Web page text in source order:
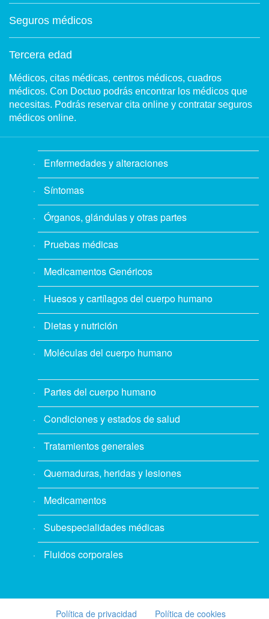
Seguros médicos
Tercera edad
Médicos, citas médicas, centros médicos, cuadros
médicos. Con Doctuo podrás encontrar los médicos que
necesitas. Podrás reservar cita online y contratar seguros
médicos online.
Enfermedades y alteraciones
Síntomas
Órganos, glándulas y otras partes
Pruebas médicas
Medicamentos Genéricos
Huesos y cartílagos del cuerpo humano
Dietas y nutrición
Moléculas del cuerpo humano
Partes del cuerpo humano
Condiciones y estados de salud
Tratamientos generales
Quemaduras, heridas y lesiones
Medicamentos
Subespecialidades médicas
Fluidos corporales
Política de privacidad Política de cookies